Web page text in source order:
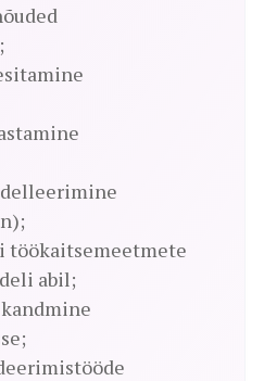
töökaitsemeetmete
abil;